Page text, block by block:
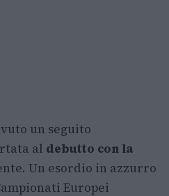
un seguito
al debutto con la
Un esordio in azzurro
Europei